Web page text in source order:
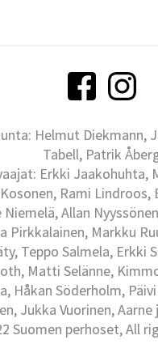
Helmut Diekmann,
Tabell, Patrik
Erkki Jaakohuhta,
Rami Lindroos,
Niemelä, Allan
Pirkkalainen, Markku
Teppo Salmela, Erkki
Matti Selänne,
Håkan Söderholm,
Jukka Vuorinen, Aarne
Suomen perhoset, All